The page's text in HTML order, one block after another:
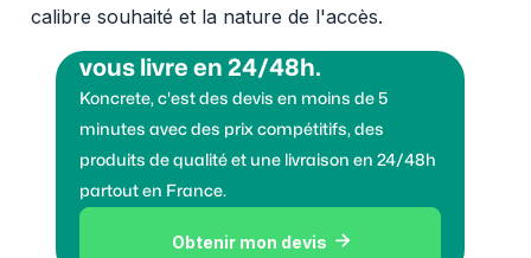
calibre souhaité et la nature de l'accès.
vous livre en 24/48h.
Koncrete, c'est des devis en moins de 5
minutes avec des prix compétitifs, des
produits de qualité et une livraison en 24/48h
partout en France.
Obtenir mon devis 